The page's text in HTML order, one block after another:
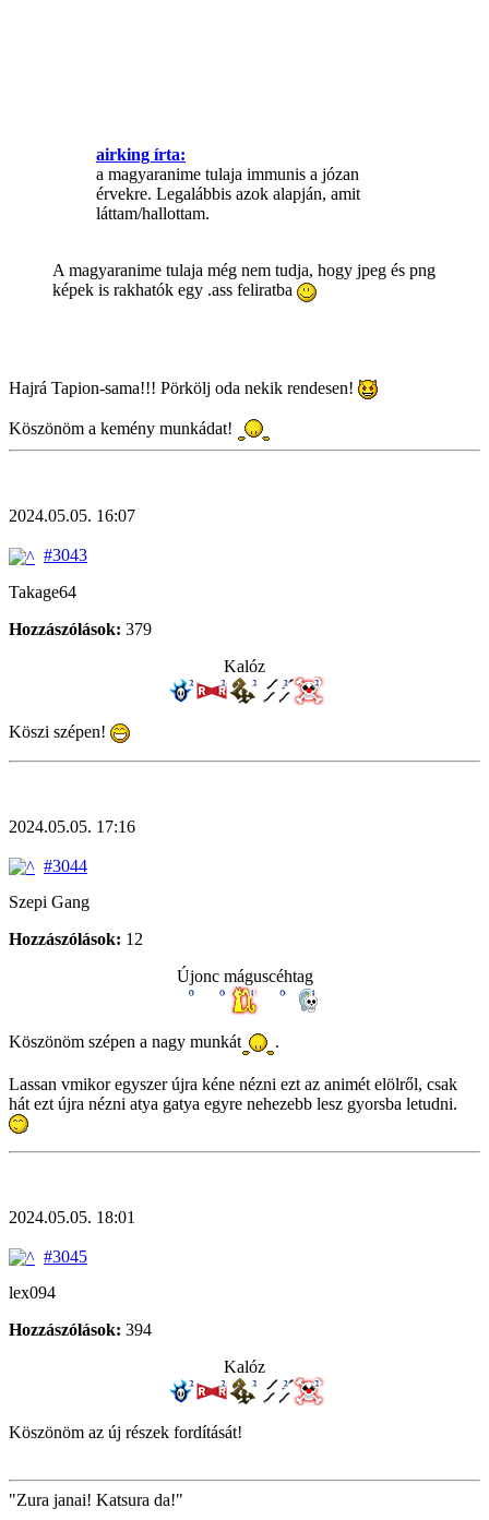
airking írta:
a magyaranime tulaja immunis a józan
érvekre. Legalábbis azok alapján, amit
láttam/hallottam.
A magyaranime tulaja még nem tudja, hogy jpeg és png
képek is rakhatók egy .ass feliratba
Hajrá Tapion-sama!!! Pörkölj oda nekik rendesen!
Köszönöm a kemény munkádat!
2024.05.05. 16:07
#3043
Takage64
Hozzászólások: 379
Kalóz
Köszi szépen!
2024.05.05. 17:16
#3044
Szepi Gang
Hozzászólások: 12
Újonc máguscéhtag
Köszönöm szépen a nagy munkát .
Lassan vmikor egyszer újra kéne nézni ezt az animét elölről, csak
hát ezt újra nézni atya gatya egyre nehezebb lesz gyorsba letudni.
2024.05.05. 18:01
#3045
lex094
Hozzászólások: 394
Kalóz
Köszönöm az új részek fordítását!
"Zura janai! Katsura da!"